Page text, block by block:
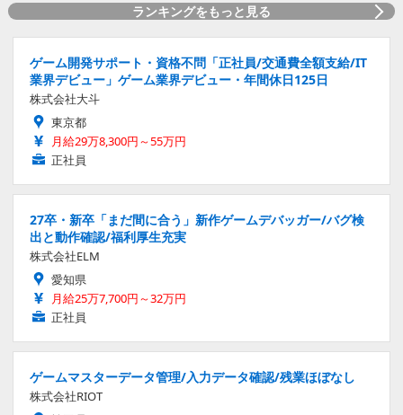
ランキングをもっと見る
ゲーム開発サポート・資格不問「正社員/交通費全額支給/IT
業界デビュー」ゲーム業界デビュー・年間休日125日
株式会社大斗
東京都
月給29万8,300円～55万円
正社員
27卒・新卒「まだ間に合う」新作ゲームデバッガー/バグ検
出と動作確認/福利厚生充実
株式会社ELM
愛知県
月給25万7,700円～32万円
正社員
ゲームマスターデータ管理/入力データ確認/残業ほぼなし
株式会社RIOT